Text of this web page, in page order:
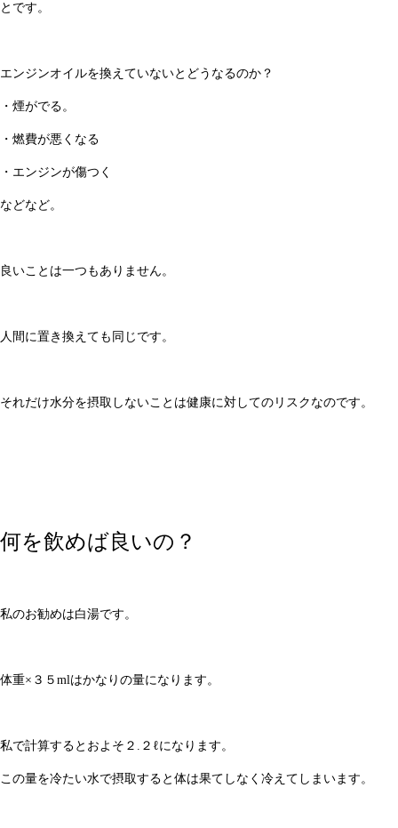
とです。
エンジンオイルを換えていないとどうなるのか？
・煙がでる。
・燃費が悪くなる
・エンジンが傷つく
などなど。
良いことは一つもありません。
人間に置き換えても同じです。
それだけ水分を摂取しないことは健康に対してのリスクなのです。
何を飲めば良いの？
私のお勧めは白湯です。
体重×３５mlはかなりの量になります。
私で計算するとおよそ２.２ℓになります。
この量を冷たい水で摂取すると体は果てしなく冷えてしまいます。